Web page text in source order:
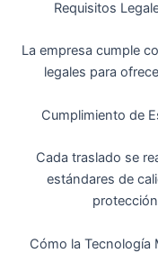
Requisitos
La empresa cumple
legales para
Cumplimiento de
Cada traslado se
estándares de
Cómo la Tecnología